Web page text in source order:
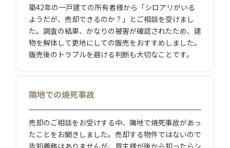
築42年の一戸建ての所有者様から「シロアリがいる
ようだが、売却できるのか？」とご相談を受けまし
た。調査の結果、かなりの被害が確認されたため、建
物を解体して更地にしての販売をおすすめしました。
販売後のトラブルを避ける判断も大切なことです。
隣地での焼死事故
売却のご相談をお受けする中、隣地で焼死事故があっ
たことをお聞きしました。売却する物件ではないので
告知義務はありませんが、買主様が後から知ったらシ